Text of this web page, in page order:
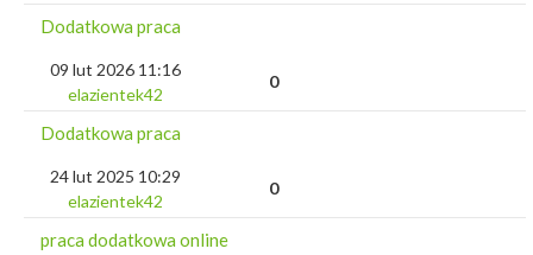
Dodatkowa praca
09 lut 2026 11:16
elazientek42
0
Dodatkowa praca
24 lut 2025 10:29
elazientek42
0
praca dodatkowa online